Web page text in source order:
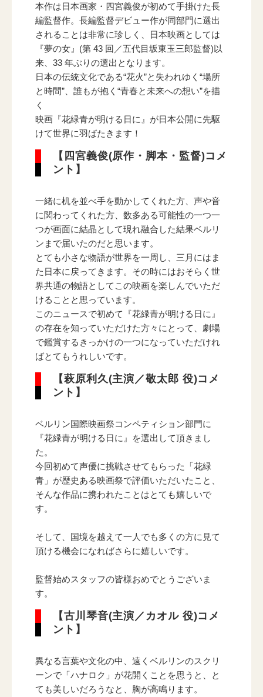
本作は日本画家・四宮義俊が初めて手掛けた長
編監督作。長編監督デビュー作が同部門に選出
されることは非常に珍しく、日本映画としては
『夢の女』(第 43 回／五代目坂東玉三郎監督)以
来、33 年ぶりの選出となります。
日本の伝統文化である“花火”と失われゆく“場所
と時間”、誰もが抱く“青春と未来への想い”を描
く
映画『花緑青が明ける日に』が日本公開に先駆
けて世界に羽ばたきます！
【四宮義俊(原作・脚本・監督)コメ
ント】
一緒に机を並べ手を動かしてくれた方、声や音
に関わってくれた方、数多ある可能性の一つ一
つが画面に結晶として現れ融合した結果ベルリ
ンまで届いたのだと思います。
とても小さな物語が世界を一周し、三月にはま
た日本に戻ってきます。その時にはおそらく世
界共通の物語としてこの映画を楽しんでいただ
けることと思っています。
このニュースで初めて『花緑青が明ける日に』
の存在を知っていただけた方々にとって、劇場
で鑑賞するきっかけの一つになっていただけれ
ばとてもうれしいです。
【萩原利久(主演／敬太郎 役)コメ
ント】
ベルリン国際映画祭コンペティション部門に
『花緑青が明ける日に』を選出して頂きまし
た。
今回初めて声優に挑戦させてもらった「花緑
青」が歴史ある映画祭で評価いただいたこと、
そんな作品に携われたことはとても嬉しいで
す。
そして、国境を越えて一人でも多くの方に見て
頂ける機会になればさらに嬉しいです。
監督始めスタッフの皆様おめでとうございま
す。
【古川琴音(主演／カオル 役)コメ
ント】
異なる言葉や文化の中、遠くベルリンのスクリ
ーンで「ハナロク」が花開くことを思うと、と
ても美しいだろうなと、胸が高鳴ります。